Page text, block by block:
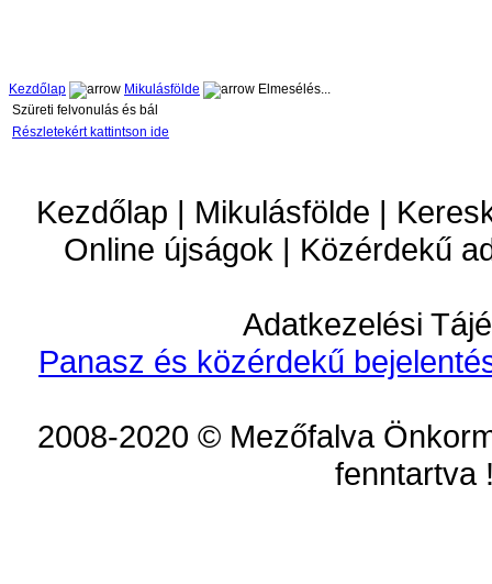
Kezdőlap Mikulásfölde
Elmesélés...
Szüreti felvonulás és bál
Részletekért kattintson ide
Kezdőlap | Mikulásfölde |
Online újságok | Közérdekű
Adatkezelési
Panasz és közérdekű
2008-2020 © Mezőfalva
fenntartva